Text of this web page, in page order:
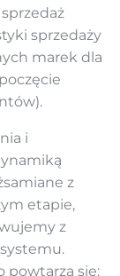
sprzedaży
marek dla
i
z
etapie,
z
powtarza się: